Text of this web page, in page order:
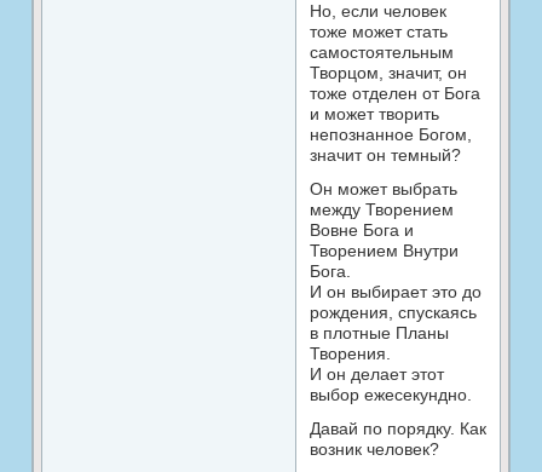
Но, если человек
тоже может стать
самостоятельным
Творцом, значит, он
тоже отделен от Бога
и может творить
непознанное Богом,
значит он темный?
Он может выбрать
между Творением
Вовне Бога и
Творением Внутри
Бога.
И он выбирает это до
рождения, спускаясь
в плотные Планы
Творения.
И он делает этот
выбор ежесекундно.
Давай по порядку. Как
возник человек?